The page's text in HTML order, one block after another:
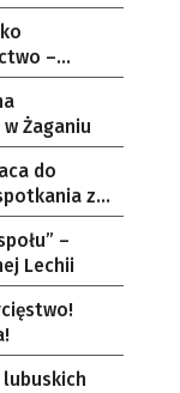
–
Żaganiu
do
z
u nas!
–
Lechii